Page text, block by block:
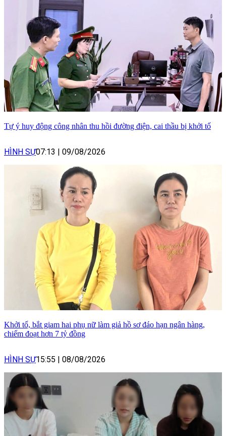
Tự ý huy động công nhân thu hồi đường điện, cai thầu bị khởi tố
HÌNH SỰ07:13 | 09/08/2026
Khởi tố, bắt giam hai phụ nữ làm giả hồ sơ đáo hạn ngân hàng,
chiếm đoạt hơn 7 tỷ đồng
HÌNH SỰ15:55 | 08/08/2026